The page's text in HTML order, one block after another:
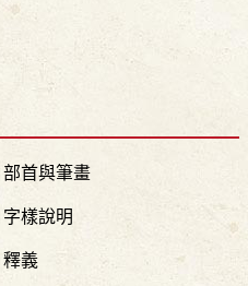
部首與筆畫
字樣說明
釋義